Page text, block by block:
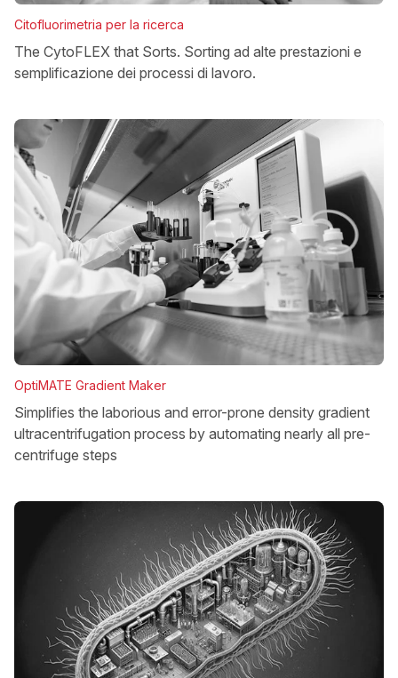
Citofluorimetria per la ricerca
The CytoFLEX that Sorts. Sorting ad alte prestazioni e
semplificazione dei processi di lavoro.
OptiMATE Gradient Maker
Simplifies the laborious and error-prone density gradient
ultracentrifugation process by automating nearly all pre-
centrifuge steps